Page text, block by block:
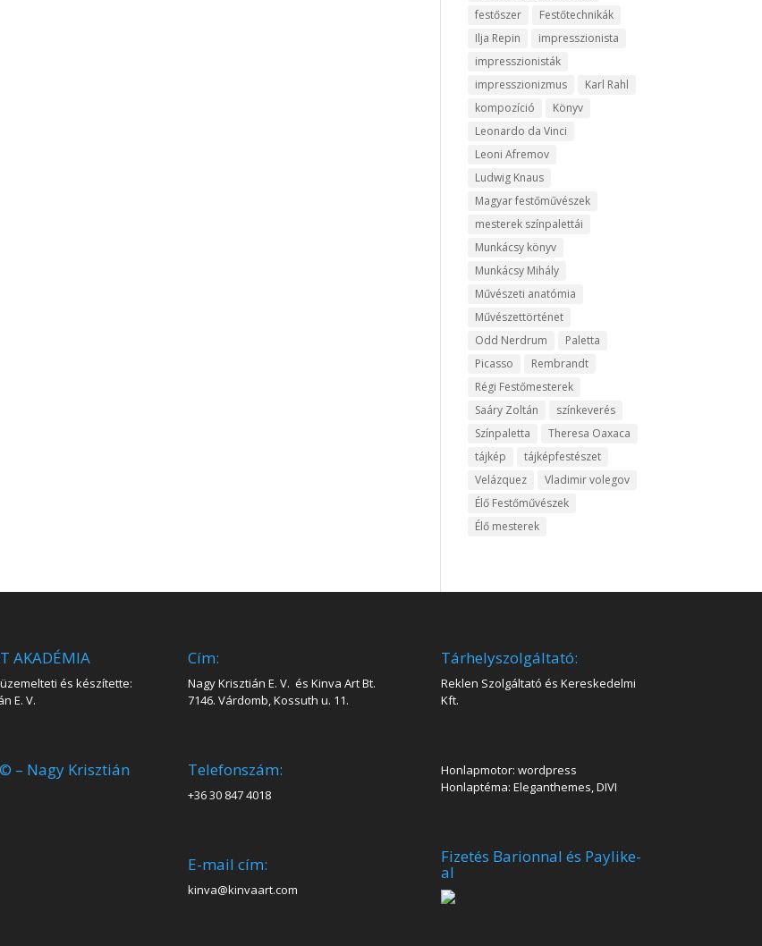
festőszer
Festőtechnikák
Ilja Repin
impresszionista
impresszionisták
impresszionizmus
Karl Rahl
kompozíció
Könyv
Leonardo da Vinci
Leoni Afremov
Ludwig Knaus
Magyar festőművészek
mesterek színpalettái
Munkácsy könyv
Munkácsy Mihály
Művészeti anatómia
Művészettörténet
Odd Nerdrum
Paletta
Picasso
Rembrandt
Régi Festőmesterek
Saáry Zoltán
színkeverés
Színpaletta
Theresa Oaxaca
tájkép
tájképfestészet
Velázquez
Vladimir volegov
Élő Festőművészek
Élő mesterek
AKADÉMIA
és készítette:
E. V.
– Nagy Krisztián
Cím:
Nagy Krisztián E. V. és Kinva Art Bt.
7146. Várdomb, Kossuth u. 11.
Telefonszám:
+36 30 847 4018
E-mail cím:
kinva@kinvaart.com
Tárhelyszolgáltató:
Reklen Szolgáltató és Kereskedelmi
Kft.
Honlapmotor: wordpress
Honlaptéma: Eleganthemes, DIVI
Fizetés Barionnal és Paylike-
al